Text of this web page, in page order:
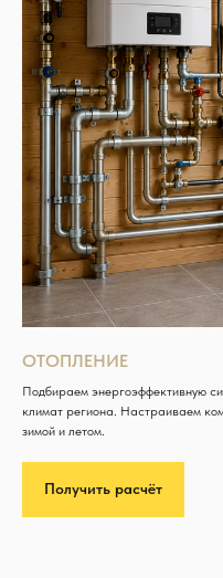
ОТОПЛЕНИЕ
Подбираем энергоэффективную
климат региона. Настраиваем
зимой и летом.
Получить расчёт